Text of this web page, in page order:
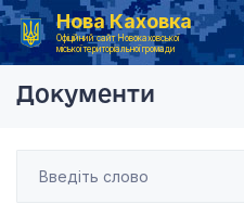
Нова Каховка
Офіційний сайт Новокаховської
міської територіальної громади
Головна
Документи